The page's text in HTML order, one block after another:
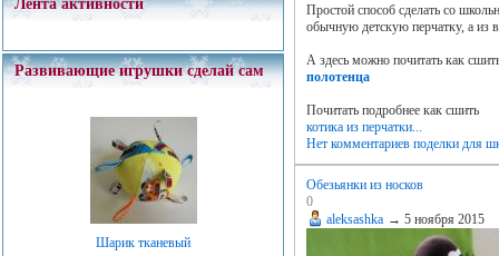
Лента активности
Развивающие игрушки сделай сам
Шарик тканевый
Простой способ сделать со
обычную детскую перчатку, а из
А здесь можно почитать как
полотенца
Почитать подробнее как сшить
котика из перчатки...
Нет комментариев поделки для
Обезьянки из носков
0
aleksashka →5 ноября 2015